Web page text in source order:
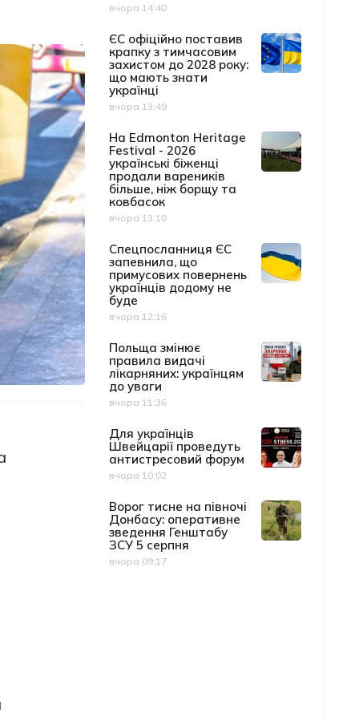
Дата публікації
вчора 14:40
ЄС офіційно поставив
крапку з тимчасовим
захистом до 2028 року:
що мають знати
українці
Дата публікації
вчора 13:49
На Edmonton Heritage
Festival - 2026
українські біженці
продали вареників
більше, ніж борщу та
ковбасок
Дата публікації
вчора 13:10
Спецпосланниця ЄС
запевнила, що
примусових повернень
українців додому не
буде
Дата публікації
вчора 12:16
Польща змінює
правила видачі
лікарняних: українцям
до уваги
Дата публікації
вчора 11:36
Для українців
Швейцарії проведуть
антистресовий форум
Дата публікації
вчора 10:02
Ворог тисне на півночі
Донбасу: оперативне
зведення Генштабу
ЗСУ 5 серпня
Дата публікації
вчора 09:17